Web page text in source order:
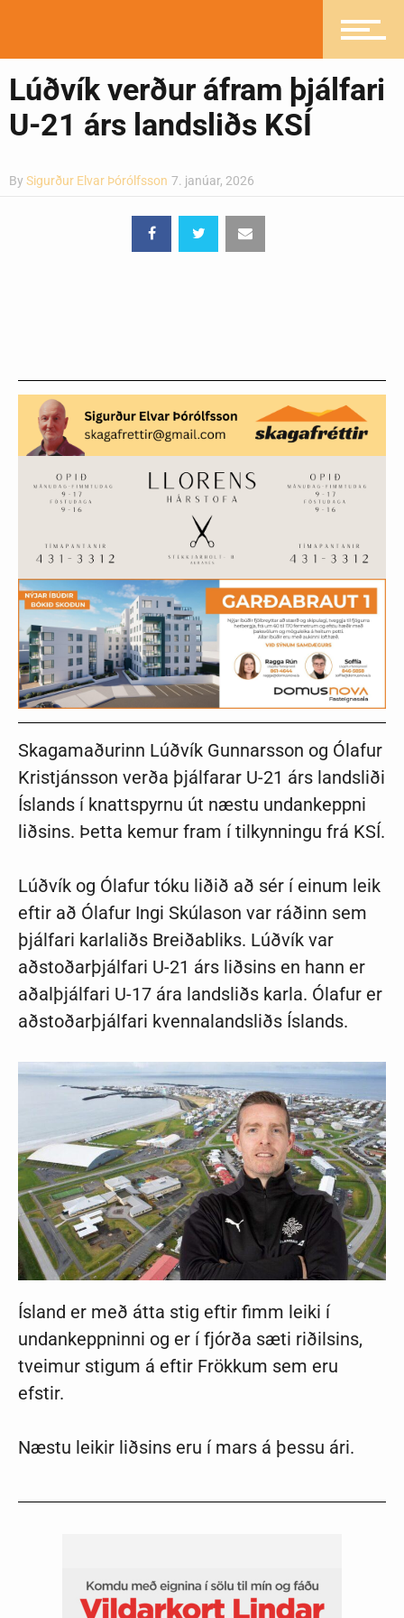
Pistlar
Greinasafn
Lúðvík verður áfram þjálfari
U-21 árs landsliðs KSÍ
By Sigurður Elvar Þórólfsson 7. janúar, 2026
Skagamaðurinn Lúðvík Gunnarsson og Ólafur
Kristjánsson verða þjálfarar U-21 árs landsliði
Íslands í knattspyrnu út næstu undankeppni
liðsins. Þetta kemur fram í tilkynningu frá KSÍ.
Lúðvík og Ólafur tóku liðið að sér í einum leik
eftir að Ólafur Ingi Skúlason var ráðinn sem
þjálfari karlaliðs Breiðabliks. Lúðvík var
aðstoðarþjálfari U-21 árs liðsins en hann er
aðalþjálfari U-17 ára landsliðs karla. Ólafur er
aðstoðarþjálfari kvennalandsliðs Íslands.
Ísland er með átta stig eftir fimm leiki í
undankeppninni og er í fjórða sæti riðilsins,
tveimur stigum á eftir Frökkum sem eru
efstir.
Næstu leikir liðsins eru í mars á þessu ári.